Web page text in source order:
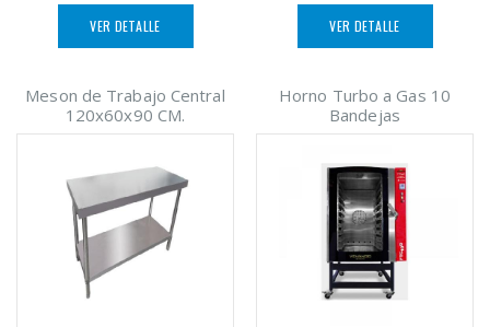
VER DETALLE VER DETALLE
Meson de Trabajo Central
120x60x90 CM.
Horno Turbo a Gas 10
Bandejas